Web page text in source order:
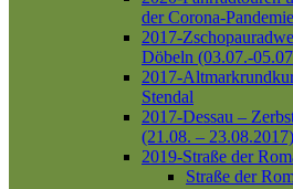
der Corona-
2017-
Döbeln (03.07.-
2017-
Stendal
2017-Dessau –
(21.08. – 23.08.2017)
2019-Straße der
Straße der